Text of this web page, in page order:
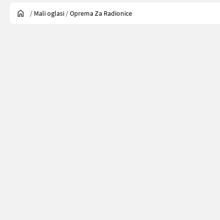
/ Mali oglasi /Oprema Za Radionice